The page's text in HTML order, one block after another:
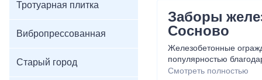
Тротуарная плитка
Вибропрессованная
Старый город
Заборы
Сосново
Железобетонные
популярностью
эксплуатационных
Смотреть полностью